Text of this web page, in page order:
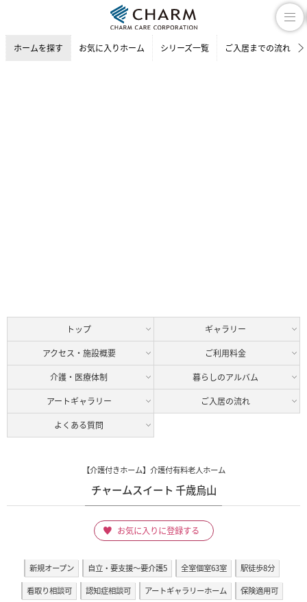
ホームを探す お気に入りホーム シリーズ一覧 ご入居までの流れ
トップ
ギャラリー
アクセス・施設概要
ご利用料金
介護・医療体制
暮らしのアルバム
アートギャラリー
ご入居の流れ
よくある質問
【介護付きホーム】介護付有料老人ホーム
チャームスイート 千歳烏山
お気に入りに登録する
新規オープン 自立・要支援～要介護5 全室個室63室
駅徒歩8分
看取り相談可
認知症相談可 アートギャラリーホーム
保険適用可